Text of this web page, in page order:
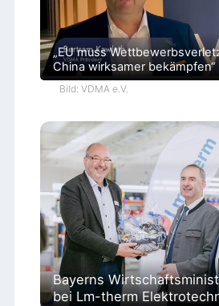
„EU muss
China wirksamer bekämpfen“
Bild: VDMA e.V.
Bayerns
bei Lm-therm